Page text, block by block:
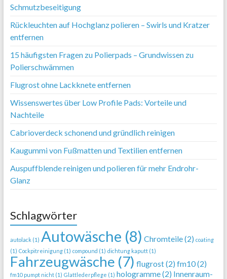
Schmutzbeseitigung
Rückleuchten auf Hochglanz polieren – Swirls und Kratzer
entfernen
15 häufigsten Fragen zu Polierpads – Grundwissen zu
Polierschwämmen
Flugrost ohne Lackknete entfernen
Wissenswertes über Low Profile Pads: Vorteile und
Nachteile
Cabrioverdeck schonend und gründlich reinigen
Kaugummi von Fußmatten und Textilien entfernen
Auspuffblende reinigen und polieren für mehr Endrohr-
Glanz
Schlagwörter
autolack(1) Autowäsche (8) Chromteile(2) coating
(1) Cockpitreinigung(1) compound (1) dichtung kaputt(1)
Fahrzeugwäsche (7) flugrost(2) fm10(2)
fm10 pumpt nicht(1) Glattlederpflege (1) hologramme(2) Innenraum-